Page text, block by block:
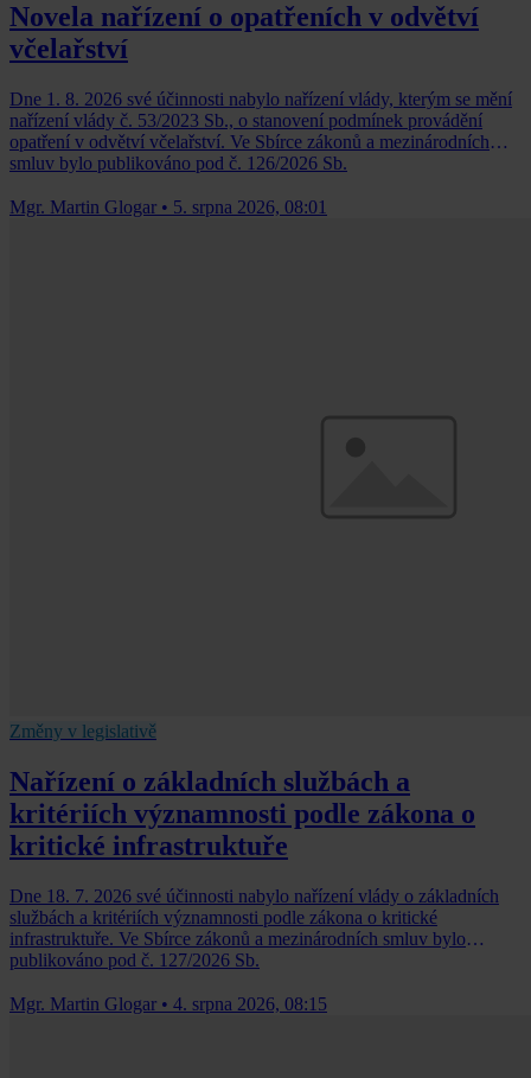
Novela nařízení o opatřeních v odvětví
včelařství
Dne 1. 8. 2026 své účinnosti nabylo nařízení vlády, kterým se mění
nařízení vlády č. 53/2023 Sb., o stanovení podmínek provádění
opatření v odvětví včelařství. Ve Sbírce zákonů a mezinárodních
smluv bylo publikováno pod č. 126/2026 Sb.
Mgr. Martin Glogar • 5. srpna 2026, 08:01
Změny v legislativě
Nařízení o základních službách a
kritériích významnosti podle zákona o
kritické infrastruktuře
Dne 18. 7. 2026 své účinnosti nabylo nařízení vlády o základních
službách a kritériích významnosti podle zákona o kritické
infrastruktuře. Ve Sbírce zákonů a mezinárodních smluv bylo
publikováno pod č. 127/2026 Sb.
Mgr. Martin Glogar • 4. srpna 2026, 08:15